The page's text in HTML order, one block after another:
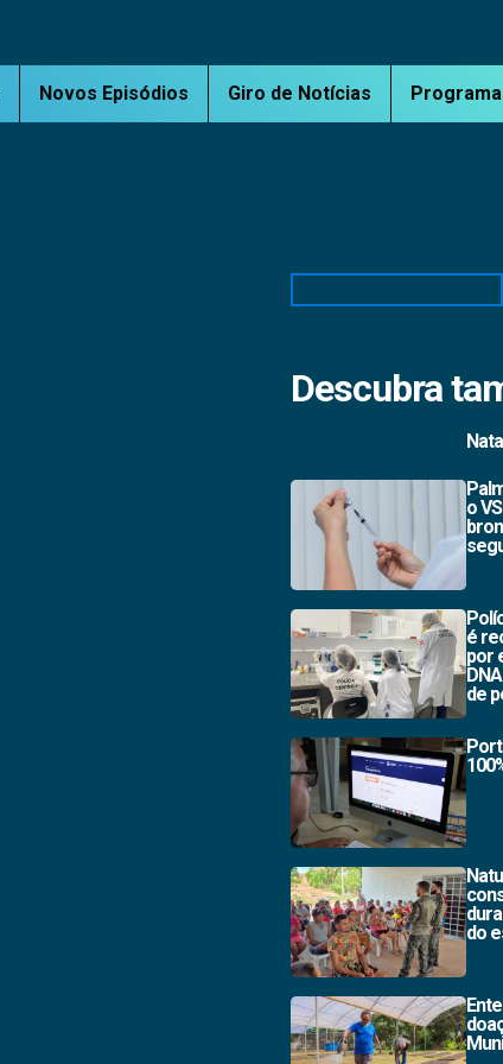
Novos Episódios Giro de Notícias
Descubra
o
é
por
de
do